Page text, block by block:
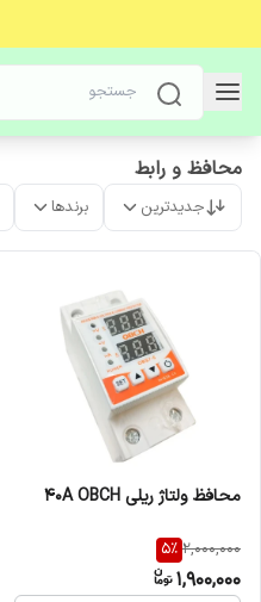
محافظ و رابط
جدیدترین برندها
محافظ ولتاژ ریلی 40A OBCH
2,000,000
5%
1,900,000